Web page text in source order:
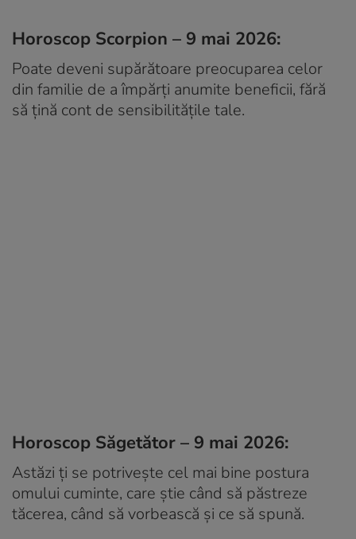
Horoscop Scorpion – 9 mai 2026:
Poate deveni supărătoare preocuparea celor
din familie de a împărți anumite beneficii, fără
să țină cont de sensibilitățile tale.
Horoscop Săgetător – 9 mai 2026:
Astăzi ți se potrivește cel mai bine postura
omului cuminte, care știe când să păstreze
tăcerea, când să vorbească și ce să spună.